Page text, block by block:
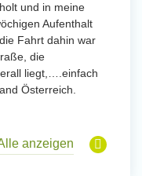
und in meine
Aufenthalt
Fahrt dahin war
die
liegt,….einfach
Österreich.
anzeigen